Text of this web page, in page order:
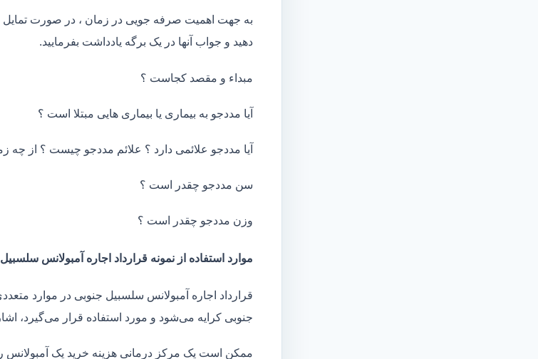
به جهت اهمیت صرفه جویی در زمان ، در صورت
دهید و جواب آنها در یک برگه یادداشت بفرمایید.
مبداء و مقصد کجاست ؟
آیا مددجو به بیماری یا بیماری هایی مبتلا است ؟
آیا مددجو علائمی دارد ؟ علائم مددجو چیست ؟ از چه
سن مددجو چقدر است ؟
وزن مددجو چقدر است ؟
موارد استفاده از نمونه قرارداد اجاره آمبولانس
قرارداد اجاره آمبولانس سلسبیل جنوبی در موارد
جنوبی کرایه می‌شود و مورد استفاده قرار می‌گیرد،
ممکن است یک مرکز درمانی هزینه خرید یک آمبولانس